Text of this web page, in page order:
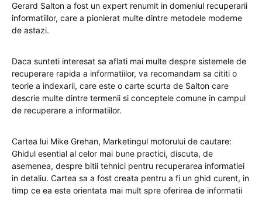
Gerard Salton a fost un expert renumit in domeniul recuperarii
informatiilor, care a pionierat multe dintre metodele moderne
de astazi.
Daca sunteti interesat sa aflati mai multe despre sistemele de
recuperare rapida a informatiilor, va recomandam sa cititi o
teorie a indexarii, care este o carte scurta de Salton care
descrie multe dintre termenii si conceptele comune in campul
de recuperare a informatiilor.
Cartea lui Mike Grehan, Marketingul motorului de cautare:
Ghidul esential al celor mai bune practici, discuta, de
asemenea, despre bitii tehnici pentru recuperarea informatiei
in detaliu. Cartea sa a fost creata pentru a fi un ghid curent, in
timp ce ea este orientata mai mult spre oferirea de informatii